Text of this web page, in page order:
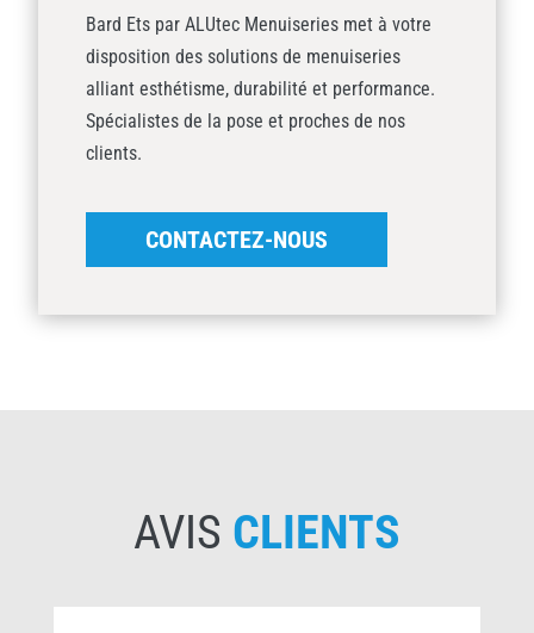
Bard Ets par ALUtec Menuiseries met à votre
disposition des solutions de menuiseries
alliant esthétisme, durabilité et performance.
Spécialistes de la pose et proches de nos
clients.
CONTACTEZ-NOUS
AVIS CLIENTS